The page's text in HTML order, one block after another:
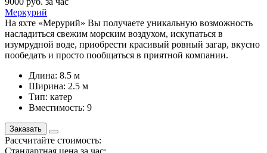
Меркурий
На яхте «Мерурий» Вы получаете уникальную возможность
насладиться свежим морским воздухом, искупаться в
изумрудной воде, приобрести красивый ровный загар, вкусно
пообедать и просто пообщаться в приятной компании.
Длина: 8.5 м
Ширина: 2.5 м
Тип: катер
Вместимость: 9
Заказать
Рассчитайте стоимость:
Стандартная цена за час: